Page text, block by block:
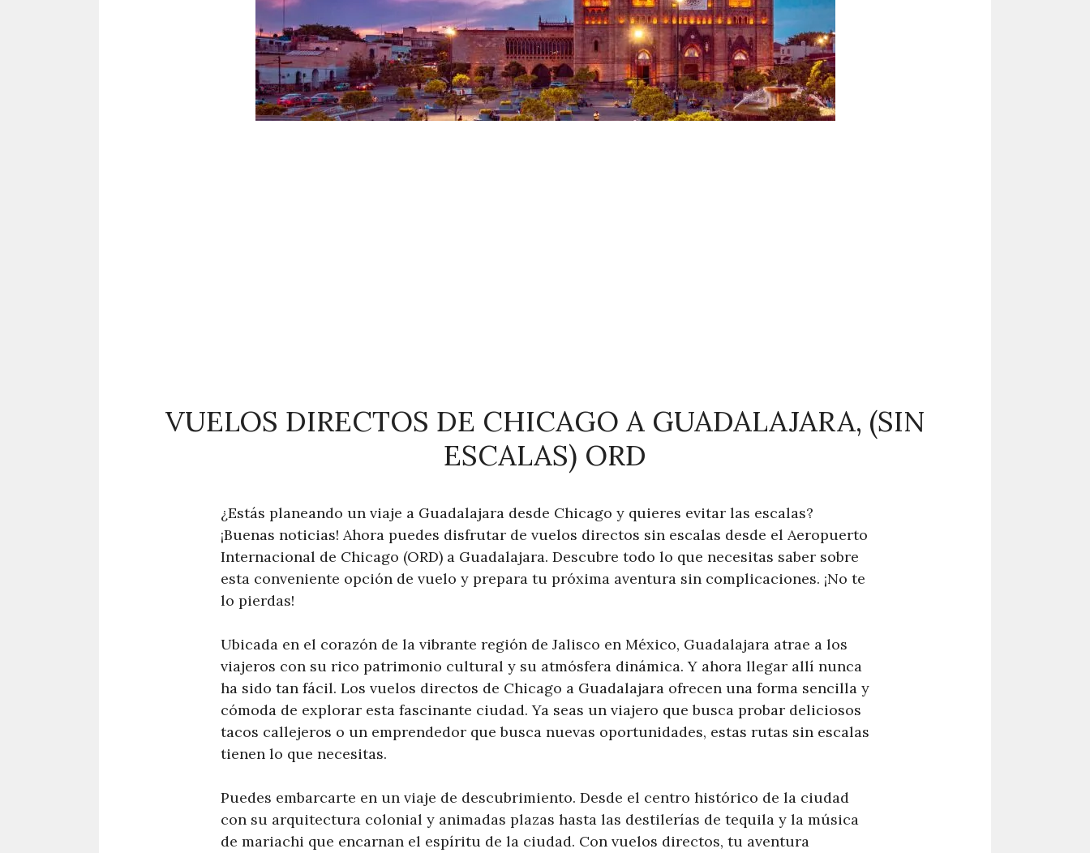
VUELOS DIRECTOS DE CHICAGO A GUADALAJARA, (SIN
ESCALAS) ORD
¿Estás planeando un viaje a Guadalajara desde Chicago y quieres evitar las escalas?
¡Buenas noticias! Ahora puedes disfrutar de vuelos directos sin escalas desde el Aeropuerto
Internacional de Chicago (ORD) a Guadalajara. Descubre todo lo que necesitas saber sobre
esta conveniente opción de vuelo y prepara tu próxima aventura sin complicaciones. ¡No te
lo pierdas!
Ubicada en el corazón de la vibrante región de Jalisco en México, Guadalajara atrae a los
viajeros con su rico patrimonio cultural y su atmósfera dinámica. Y ahora llegar allí nunca
ha sido tan fácil. Los vuelos directos de Chicago a Guadalajara ofrecen una forma sencilla y
cómoda de explorar esta fascinante ciudad. Ya seas un viajero que busca probar deliciosos
tacos callejeros o un emprendedor que busca nuevas oportunidades, estas rutas sin escalas
tienen lo que necesitas.
Puedes embarcarte en un viaje de descubrimiento. Desde el centro histórico de la ciudad
con su arquitectura colonial y animadas plazas hasta las destilerías de tequila y la música
de mariachi que encarnan el espíritu de la ciudad. Con vuelos directos, tu aventura